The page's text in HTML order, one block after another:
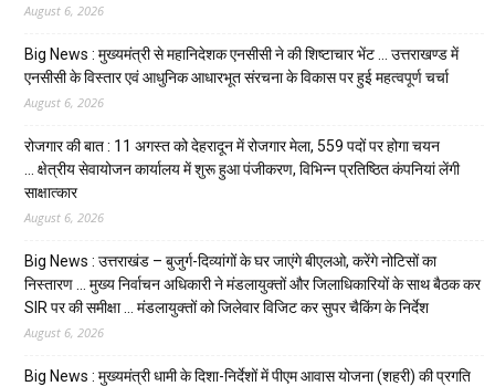
August 6, 2026
Big News : मुख्यमंत्री से महानिदेशक एनसीसी ने की शिष्टाचार भेंट … उत्तराखण्ड में
एनसीसी के विस्तार एवं आधुनिक आधारभूत संरचना के विकास पर हुई महत्वपूर्ण चर्चा
August 6, 2026
रोजगार की बात : 11 अगस्त को देहरादून में रोजगार मेला, 559 पदों पर होगा चयन
… क्षेत्रीय सेवायोजन कार्यालय में शुरू हुआ पंजीकरण, विभिन्न प्रतिष्ठित कंपनियां लेंगी
साक्षात्कार
August 6, 2026
Big News : उत्तराखंड – बुजुर्ग-दिव्यांगों के घर जाएंगे बीएलओ, करेंगे नोटिसों का
निस्तारण … मुख्य निर्वाचन अधिकारी ने मंडलायुक्तों और जिलाधिकारियों के साथ बैठक कर
SIR पर की समीक्षा … मंडलायुक्तों को जिलेवार विजिट कर सुपर चैकिंग के निर्देश
August 6, 2026
Big News : मुख्यमंत्री धामी के दिशा-निर्देशों में पीएम आवास योजना (शहरी) की प्रगति